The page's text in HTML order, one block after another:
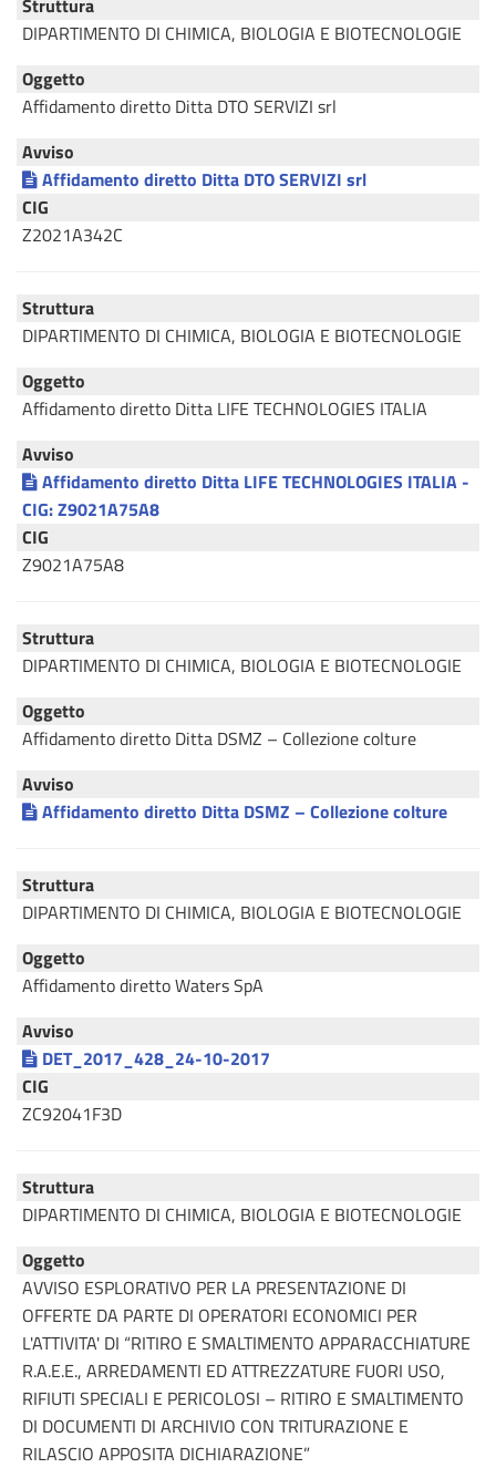
Struttura
DIPARTIMENTO DI CHIMICA, BIOLOGIA E BIOTECNOLOGIE
Oggetto
Affidamento diretto Ditta DTO SERVIZI srl
Avviso
Affidamento diretto Ditta DTO SERVIZI srl
CIG
Z2021A342C
Struttura
DIPARTIMENTO DI CHIMICA, BIOLOGIA E BIOTECNOLOGIE
Oggetto
Affidamento diretto Ditta LIFE TECHNOLOGIES ITALIA
Avviso
Affidamento diretto Ditta LIFE TECHNOLOGIES ITALIA -
CIG: Z9021A75A8
CIG
Z9021A75A8
Struttura
DIPARTIMENTO DI CHIMICA, BIOLOGIA E BIOTECNOLOGIE
Oggetto
Affidamento diretto Ditta DSMZ – Collezione colture
Avviso
Affidamento diretto Ditta DSMZ – Collezione colture
Struttura
DIPARTIMENTO DI CHIMICA, BIOLOGIA E BIOTECNOLOGIE
Oggetto
Affidamento diretto Waters SpA
Avviso
DET_2017_428_24-10-2017
CIG
ZC92041F3D
Struttura
DIPARTIMENTO DI CHIMICA, BIOLOGIA E BIOTECNOLOGIE
Oggetto
AVVISO ESPLORATIVO PER LA PRESENTAZIONE DI
OFFERTE DA PARTE DI OPERATORI ECONOMICI PER
L'ATTIVITA' DI “RITIRO E SMALTIMENTO APPARACCHIATURE
R.A.E.E., ARREDAMENTI ED ATTREZZATURE FUORI USO,
RIFIUTI SPECIALI E PERICOLOSI – RITIRO E SMALTIMENTO
DI DOCUMENTI DI ARCHIVIO CON TRITURAZIONE E
RILASCIO APPOSITA DICHIARAZIONE”